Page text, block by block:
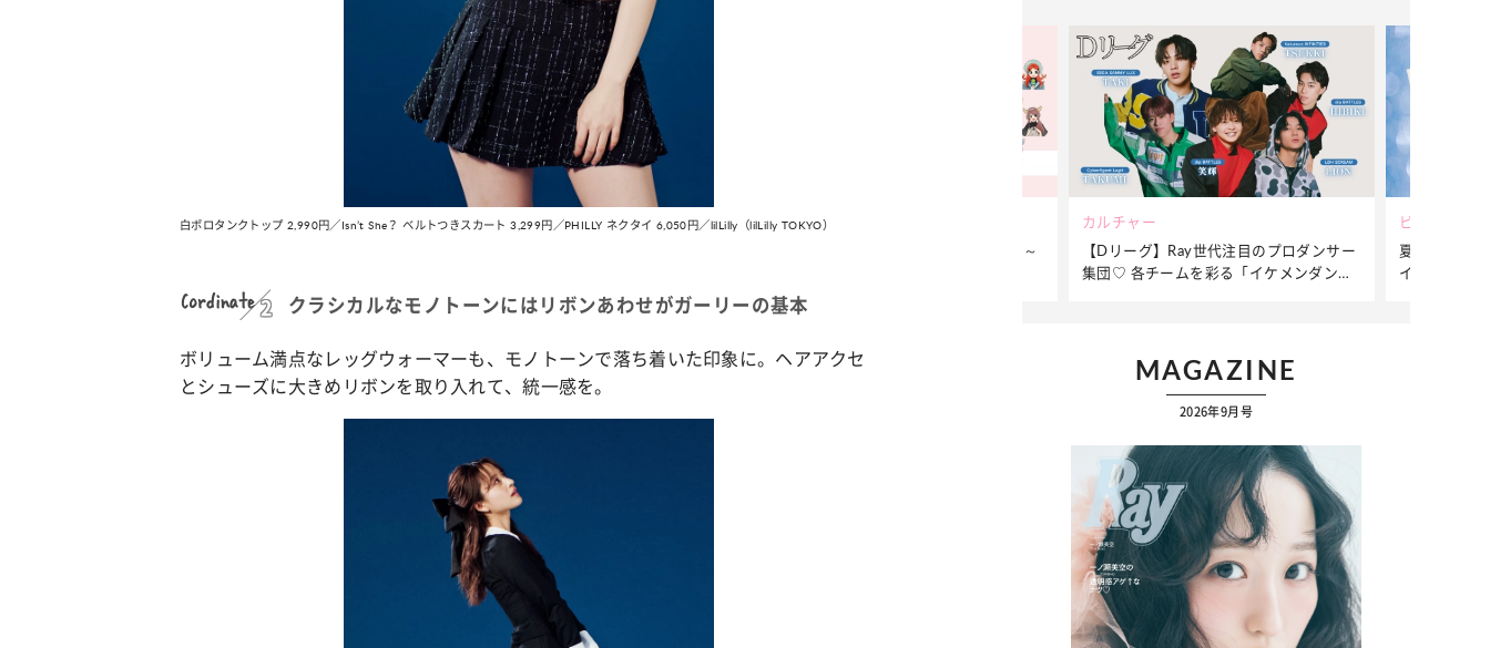
白ポロタンクトップ 2,990円／Isn’t She？ ベルトつきスカート 3,299円／PHILLY ネクタイ 6,050円／lilLilly（lilLilly TOKYO）
Cordinate クラシカルなモノトーンにはリボンあわせがガーリーの基本
ボリューム満点なレッグウォーマーも、モノトーンで落ち着いた印象に。ヘアアクセ
とシューズに大きめリボンを取り入れて、統一感を。
カルチャー 占い カルチャー
【Dリーグ】Ray世代注目のプロダンサー
ー」特集
ビューティー
夏だからこそ“水分”が大切！くずれないメ
イクをつくる【保湿ケア】アイテム3選
ファッショ
簡単アレン
ぷりの【そ
MAGAZINE
2026年9月号